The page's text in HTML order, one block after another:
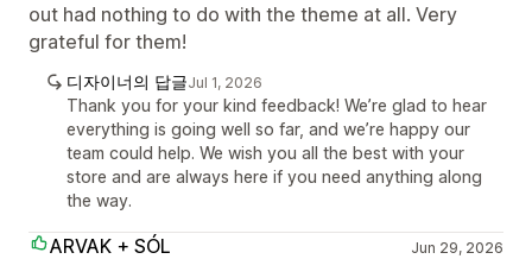
out had nothing to do with the theme at all. Very
grateful for them!
디자이너의 답글Jul 1, 2026
Thank you for your kind feedback! We’re glad to hear
everything is going well so far, and we’re happy our
team could help. We wish you all the best with your
store and are always here if you need anything along
the way.
ARVAK + SÓL Jun 29, 2026